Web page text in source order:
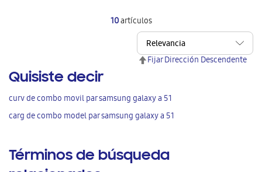
10artículos
Fijar Dirección Descendente
Quisiste decir
curv de combo movil par samsung galaxy a 51
carg de combo model par samsung galaxy a 51
Términos de búsqueda